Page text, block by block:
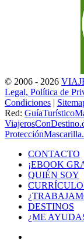
© 2006 - 2026
Legal, Política de
Condiciones |
Red:
CONTACTO
¡EBOOK
QUIÉN SOY
DESTINOS
¿ME